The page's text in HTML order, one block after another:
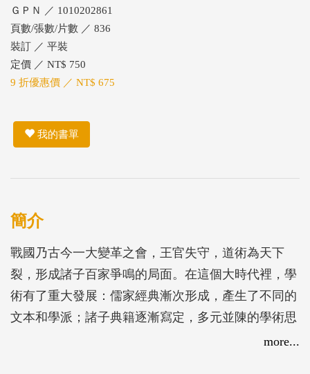
ＧＰＮ ／ 1010202861
頁數/張數/片數 ／ 836
裝訂 ／ 平裝
定價 ／ NT$ 750
9 折優惠價 ／ NT$ 675
我的書單
簡介
戰國乃古今一大變革之會，王官失守，道術為天下
裂，形成諸子百家爭鳴的局面。在這個大時代裡，學
術有了重大發展：儒家經典漸次形成，產生了不同的
文本和學派；諸子典籍逐漸寫定，多元並陳的學術思
想與處士橫議的遊說之風相互輝映，形成獨特的語言
more...